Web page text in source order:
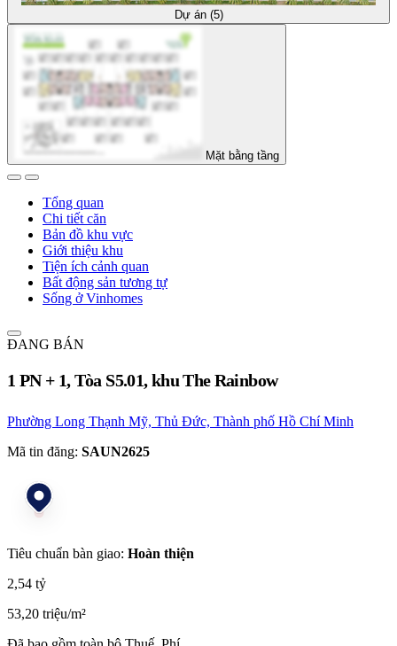
Dự án (5)
Mặt bằng tầng
Tổng quan
Chi tiết căn
Bản đồ khu vực
Giới thiệu khu
Tiện ích cảnh quan
Bất động sản tương tự
Sống ở Vinhomes
ĐANG BÁN
1 PN + 1, Tòa S5.01, khu The Rainbow
Phường Long Thạnh Mỹ, Thủ Đức, Thành phố Hồ Chí Minh
Mã tin đăng: SAUN2625
Tiêu chuẩn bàn giao: Hoàn thiện
2,54 tỷ
53,20 triệu/m²